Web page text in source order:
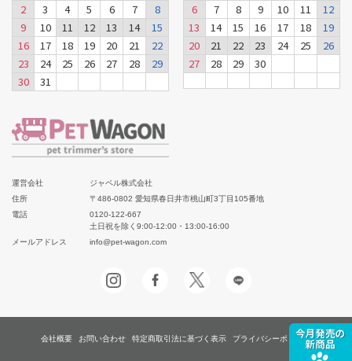
2
3 4 5 6 7
8
9
10 11 12 13 14
15
16
17 18 19 20 21
22
23
24 25 26 27 28
29
30
31
6
7 8 9 10 11
12
13
14 15 16 17 18
19
20
21 22 23 24 25
26
27
28 29 30
運営会社
ジャペル株式会社
住所
〒486-0802 愛知県春日井市桃山町3丁目105番地
電話
0120-122-667
土日祝を除く9:00-12:00・13:00-16:00
メールアドレス
info@pet-wagon.com
会社概要 お問い合わせ 特定商取引法に基づく表示 プライバシーポリシー